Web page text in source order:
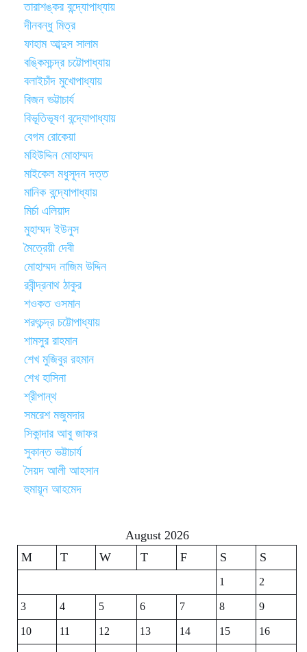
তারাশঙ্কর বন্দ্যোপাধ্যায়
দীনবন্ধু মিত্র
ফাহাম আব্দুস সালাম
বঙ্কিমচন্দ্র চট্টোপাধ্যায়
বলাইচাঁদ মুখোপাধ্যায়
বিজন ভট্টাচার্য
বিভূতিভূষণ বন্দ্যোপাধ্যায়
বেগম রোকেয়া
মহিউদ্দিন মোহাম্মদ
মাইকেল মধুসূদন দত্ত
মানিক বন্দ্যোপাধ্যায়
মির্চা এলিয়াদ
মুহাম্মদ ইউনুস
মৈত্রেয়ী দেবী
মোহাম্মদ নাজিম উদ্দিন
রবীন্দ্রনাথ ঠাকুর
শওকত ওসমান
শরৎচন্দ্র চট্টোপাধ্যায়
শামসুর রাহমান
শেখ মুজিবুর রহমান
শেখ হাসিনা
শ্রীপান্থ
সমরেশ মজুমদার
সিকান্দার আবু জাফর
সুকান্ত ভট্টাচার্য
সৈয়দ আলী আহসান
হুমায়ূন আহমেদ
August 2026
M
T W T F S S
1
2
3
4 5 6 7 8
9
10
11 12 13 14 15
16